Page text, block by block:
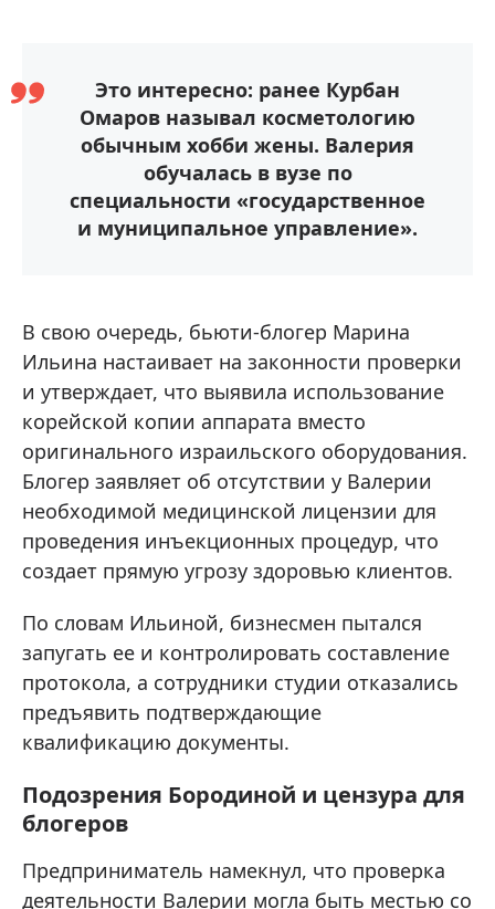
Это интересно: ранее Курбан
Омаров называл косметологию
обычным хобби жены. Валерия
обучалась в вузе по
специальности «государственное
и муниципальное управление».
В свою очередь, бьюти-блогер Марина
Ильина настаивает на законности проверки
и утверждает, что выявила использование
корейской копии аппарата вместо
оригинального израильского оборудования.
Блогер заявляет об отсутствии у Валерии
необходимой медицинской лицензии для
проведения инъекционных процедур, что
создает прямую угрозу здоровью клиентов.
По словам Ильиной, бизнесмен пытался
запугать ее и контролировать составление
протокола, а сотрудники студии отказались
предъявить подтверждающие
квалификацию документы.
Подозрения Бородиной и цензура для
блогеров
Предприниматель намекнул, что проверка
деятельности Валерии могла быть местью со